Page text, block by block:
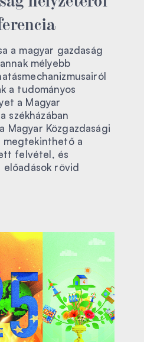
a magyar gazdaság
mélyebb
a tudományos
a Magyar
székházában
Magyar Közgazdasági
megtekinthető a
felvétel, és
előadások rövid